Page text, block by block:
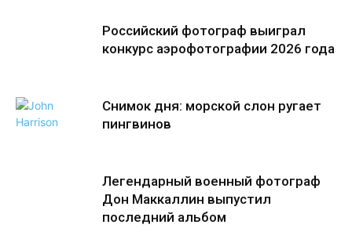
Российский фотограф выиграл
конкурс аэрофотографии 2026 года
Снимок дня: морской слон ругает
пингвинов
Легендарный военный фотограф
Дон Маккаллин выпустил
последний альбом